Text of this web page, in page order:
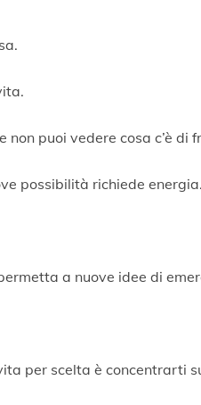
puoi vedere cosa c’è di
possibilità richiede energia.
a nuove idee di
per scelta è concentrarti